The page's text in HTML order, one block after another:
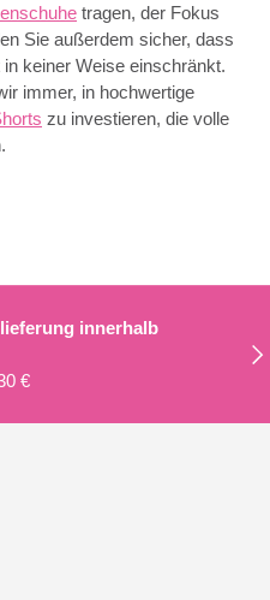
tragen, der Fokus
Sie außerdem sicher, dass
keiner Weise einschränkt.
immer, in hochwertige
zu investieren, die volle
innerhalb
€